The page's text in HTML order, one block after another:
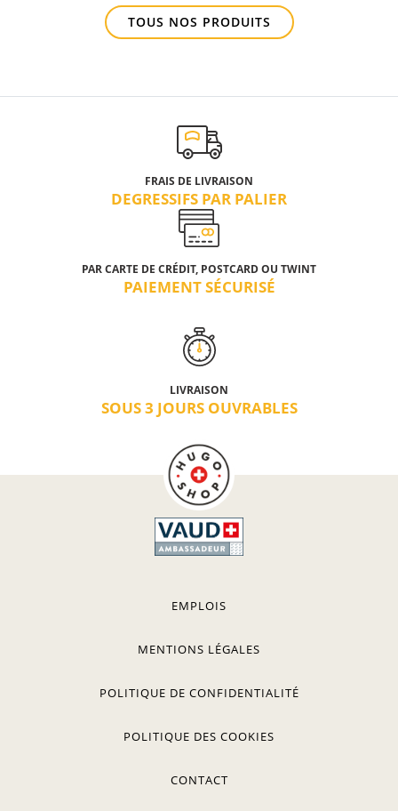
TOUS NOS PRODUITS
FRAIS DE LIVRAISON
DEGRESSIFS PAR PALIER
PAR CARTE DE CRÉDIT, POSTCARD OU TWINT
PAIEMENT SÉCURISÉ
LIVRAISON
SOUS 3 JOURS OUVRABLES
EMPLOIS
MENTIONS LÉGALES
POLITIQUE DE CONFIDENTIALITÉ
POLITIQUE DES COOKIES
CONTACT